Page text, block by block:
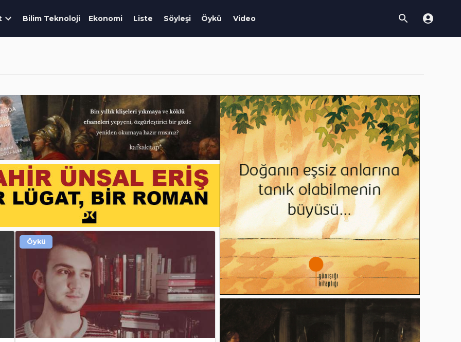
Bilim Teknoloji Ekonomi Liste Söyleşi Öykü Video
Öykü